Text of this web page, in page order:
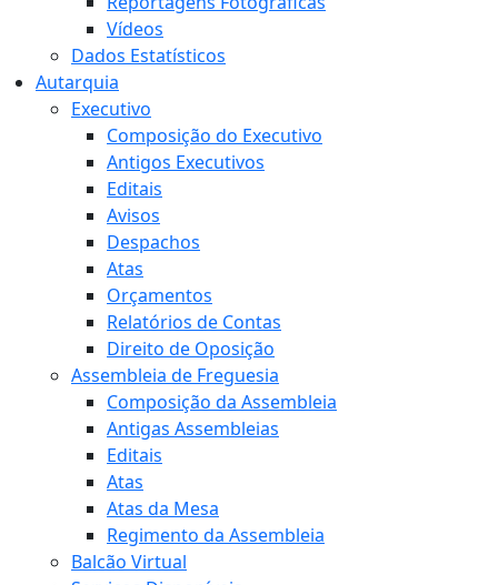
Vídeos
Dados Estatísticos
Autarquia
Executivo
Composição do Executivo
Antigos Executivos
Editais
Avisos
Despachos
Atas
Orçamentos
Relatórios de Contas
Direito de Oposição
Assembleia de Freguesia
Composição da Assembleia
Antigas Assembleias
Editais
Atas
Atas da Mesa
Regimento da Assembleia
Balcão Virtual